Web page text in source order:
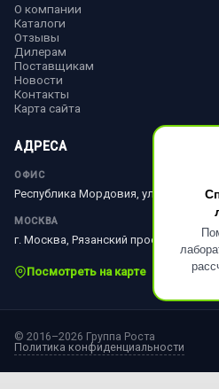
О компании
Каталоги
Отзывы
Дилерам
Поставщикам
Новости
Контакты
Карта сайта
АДРЕСА
ОФИС
Республика Мордовия, ул. Ленина, д.
МОСКВА
г. Москва, Рязанский просп., д. 10,
Посмотреть на карте
© 2016–2026 Группа Роста
Политика конфиденциальности